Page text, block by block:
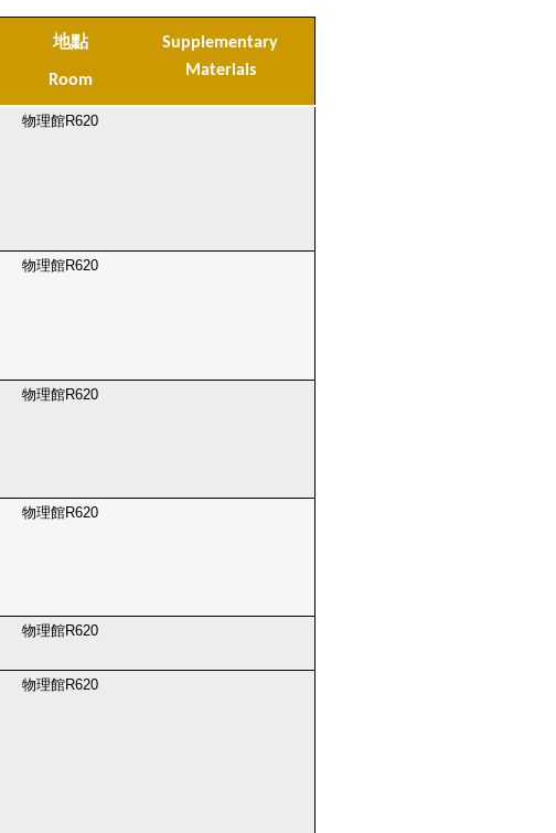
地點
Room
Supplementary
Materials
物理館R620
物理館R620
物理館R620
物理館R620
物理館R620
物理館R620